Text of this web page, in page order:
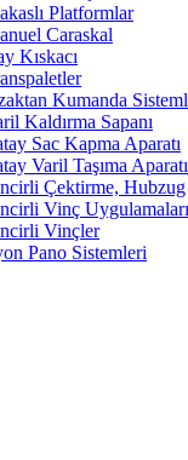
Platformlar
Caraskal
Kıskacı
Kumanda
Kaldırma Sapanı
Sac Kapma Aparatı
Varil Taşıma Aparatı
Çektirme, Hubzug
Vinç Uygulamaları
Vinçler
Pano Sistemleri